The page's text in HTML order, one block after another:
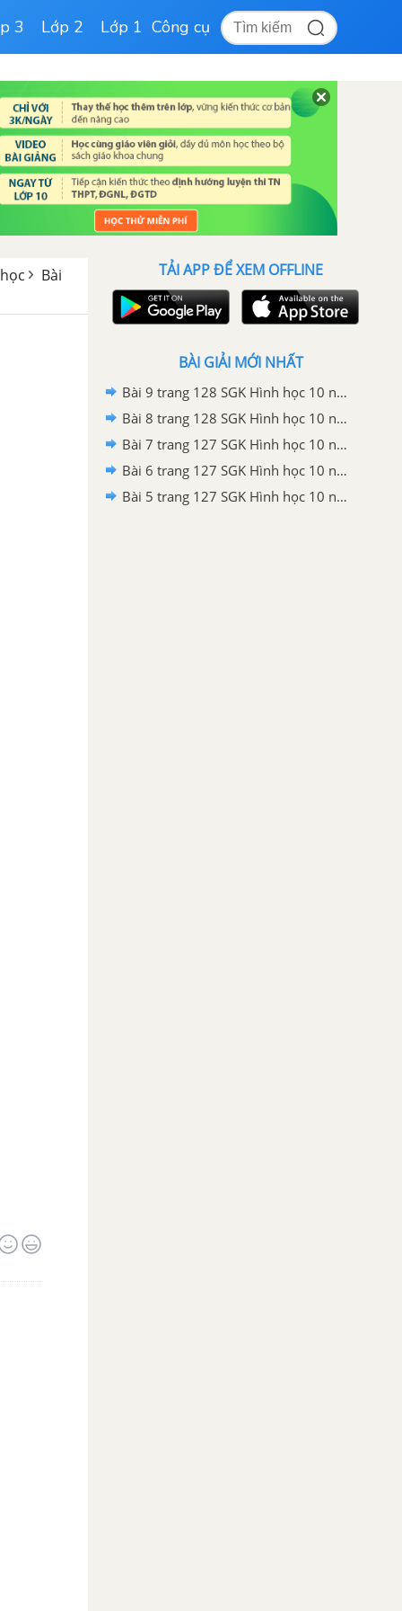
3 Lớp 2 Lớp 1 Công cụ
Bài TẢI APP ĐỂ XEM OFFLINE
BÀI GIẢI MỚI NHẤT
Bài 9 trang 128 SGK Hình học 10 nâng cao
Bài 8 trang 128 SGK Hình học 10 nâng cao
Bài 7 trang 127 SGK Hình học 10 nâng cao
Bài 6 trang 127 SGK Hình học 10 nâng cao
Bài 5 trang 127 SGK Hình học 10 nâng cao